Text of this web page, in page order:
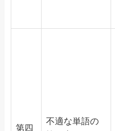
第四
不適な単語の